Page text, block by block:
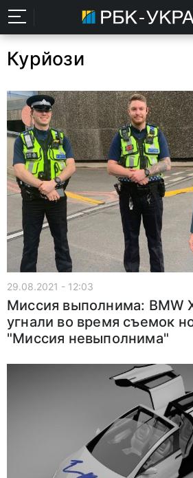
Курйози
29.08.2021 - 12:03
Миссия выполнима: BMW
угнали во время съемок
"Миссия невыполнима"